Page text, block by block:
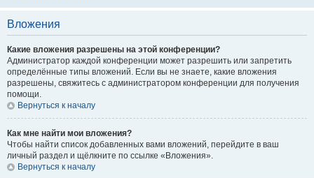
Вложения
Какие вложения разрешены на этой конференции?
Администратор каждой конференции может разрешить или запретить
определённые типы вложений. Если вы не знаете, какие вложения
разрешены, свяжитесь с администратором конференции для получения
помощи.
Вернуться к началу
Как мне найти мои вложения?
Чтобы найти список добавленных вами вложений, перейдите в ваш
личный раздел и щёлкните по ссылке «Вложения».
Вернуться к началу